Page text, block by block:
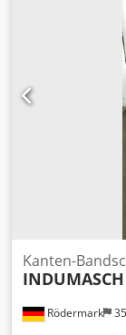
Platzbedarf ca.
1400 kg - mit: -
Taster - div.
Standort 63322
besichtigt
Montag -
Der Preis ist
Rechnung mit
nur an
Abholung der
Rödermark
Kanten-
INDUMASCH